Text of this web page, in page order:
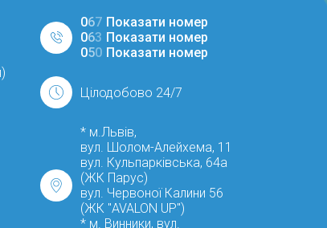
067 Показати номер
063 Показати номер
050 Показати номер
Цілодобово 24/7
* м.Львів,
вул. Шолом-Алейхема, 11
вул. Кульпарківська, 64а
(ЖК Парус)
вул. Червоної Калини 56
(ЖК "AVALON UP")
* м. Винники, вул.